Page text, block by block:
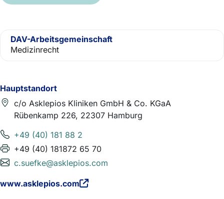
Hauptstandort
c/o Asklepios Kliniken GmbH & Co. KGaA
Rübenkamp 226, 22307 Hamburg
+49 (40) 181 88 2
+49 (40) 181872 65 70
c.suefke@asklepios.com
www.asklepios.com
DAV-Arbeitsgemeinschaft
Medizinrecht